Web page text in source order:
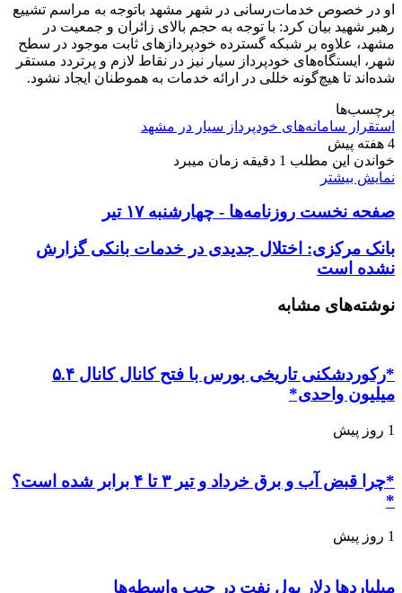
او در خصوص خدمات‌رسانی در شهر مشهد باتوجه به مراسم تشییع
رهبر شهید بیان کرد: با توجه به حجم بالای زائران و جمعیت در
مشهد، علاوه بر شبکه گسترده خودپرداز‌های ثابت موجود در سطح
شهر، ایستگاه‌های خودپرداز سیار نیز در نقاط لازم و پرتردد مستقر
شده‌اند تا هیچ‌گونه خللی در ارائه خدمات به هموطنان ایجاد نشود.
برچسب‌ها
استقرار سامانه‌های خودپرداز سیار در مشهد
4 هفته پیش
خواندن این مطلب 1 دقیقه زمان میبرد
نمایش بیشتر
صفحه نخست روزنامه‌ها - چهارشنبه ۱۷ تیر
بانک مرکزی: اختلال جدیدی در خدمات بانکی گزارش
نشده است
نوشته‌های مشابه
*رکوردشکنی تاریخی بورس با فتح کانال کانال ۵.۴
میلیون واحدی*
1 روز پیش
*چرا قبض آب و برق خرداد و تیر ۳ تا ۴ برابر شده است؟
*
1 روز پیش
میلیاردها دلار پول نفت در جیب واسطه‌ها